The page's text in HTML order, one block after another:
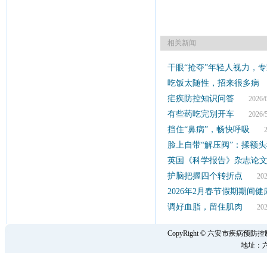
相关新闻
干眼“抢夺”年轻人视力，
吃饭太随性，招来很多病
疟疾防控知识问答 2026/
有些药吃完别开车 2026/
挡住“鼻病”，畅快呼吸
脸上自带“解压阀”：揉额
英国《科学报告》杂志论
护脑把握四个转折点
2026年2月春节假期期间健
调好血脂，留住肌肉
CopyRight © 六安市疾病预防
地址：